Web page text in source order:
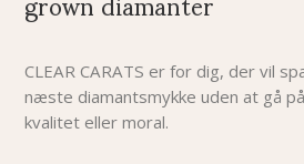
CLEAR CARATS er for dig, der vil
næste diamantsmykke uden at gå
kvalitet eller moral.